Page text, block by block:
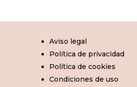
Aviso legal
Política de privacidad
Política de cookies
Condiciones de uso